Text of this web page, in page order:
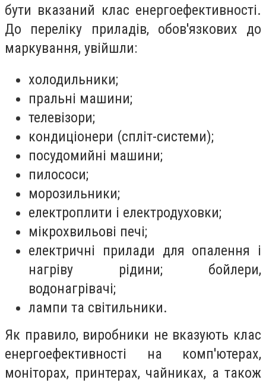
бути вказаний клас енергоефективності.
До переліку приладів, обов'язкових до
маркування, увійшли:
холодильники;
пральні машини;
телевізори;
кондиціонери (спліт-системи);
посудомийні машини;
пилососи;
морозильники;
електроплити і електродуховки;
мікрохвильові печі;
електричні прилади для опалення і
нагріву рідини; бойлери,
водонагрівачі;
лампи та світильники.
Як правило, виробники не вказують клас
енергоефективності на комп'ютерах,
моніторах, принтерах, чайниках, а також